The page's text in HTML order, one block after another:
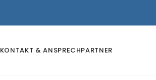
KONTAKT & ANSPRECHPARTNER